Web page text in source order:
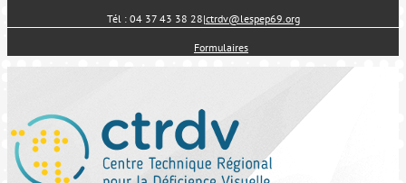
Tél : 04 37 43 38 28|ctrdv@lespep69.org
Formulaires